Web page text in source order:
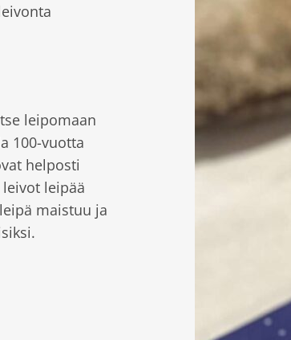
leipomaan
100-vuotta
helposti
leipää
maistuu ja